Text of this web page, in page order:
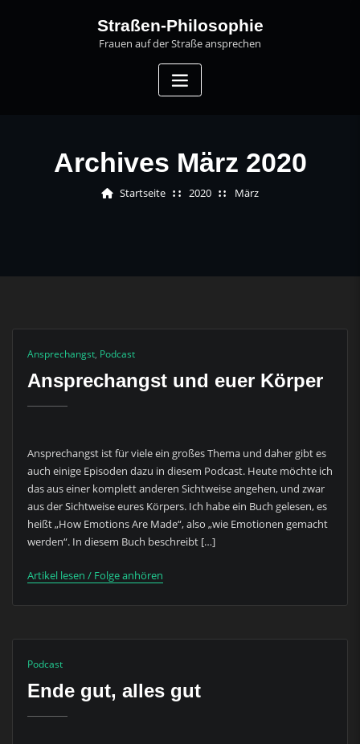
Straßen-Philosophie
Frauen auf der Straße ansprechen
Archives März 2020
Startseite 2020 März
Ansprechangst, Podcast
Ansprechangst und euer Körper
Ansprechangst ist für viele ein großes Thema und daher gibt es
auch einige Episoden dazu in diesem Podcast. Heute möchte ich
das aus einer komplett anderen Sichtweise angehen, und zwar
aus der Sichtweise eures Körpers. Ich habe ein Buch gelesen, es
heißt „How Emotions Are Made“, also „wie Emotionen gemacht
werden“. In diesem Buch beschreibt […]
Artikel lesen / Folge anhören
Podcast
Ende gut, alles gut